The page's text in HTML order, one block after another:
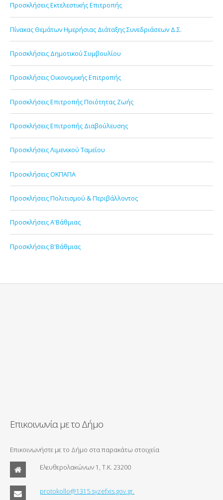
Προσκλήσεις Εκτελεστικής Επιτροπής
Πίνακας Θεμάτων Ημερήσιας Διάταξης Συνεδριάσεων Δ.Σ.
Προσκλήσεις Δημοτικού Συμβουλίου
Προσκλήσεις Οικονομικής Επιτροπής
Προσκλήσεις Επιτροπής Ποιότητας Ζωής
Προσκλήσεις Επιτροπής Διαβούλευσης
Προσκλήσεις Λιμενικού Ταμείου
Προσκλήσεις ΟΚΠΑΠΑ
Προσκλήσεις Πολιτισμού & Περιβάλλοντος
Προσκλήσεις Α'Βάθμιας
Προσκλήσεις Β'Βάθμιας
Επικοινωνία με το Δήμο
Επικοινωνήστε με το Δήμο στα παρακάτω στοιχεία
Ελευθερολακώνων 1, Τ.Κ. 23200
protokollo@1315.syzefxis.gov.gr.